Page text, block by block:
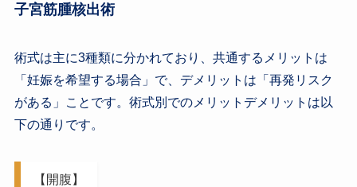
子宮筋腫核出術
術式は主に3種類に分かれており、共通するメリットは
「妊娠を希望する場合」で、デメリットは「再発リスク
がある」ことです。術式別でのメリットデメリットは以
下の通りです。
【開腹】